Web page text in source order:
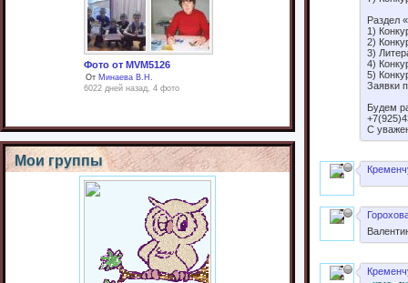
Фото от MVM5126
От Минаева В.Н.
6022 дней назад, 4 фото
Мои группы
Раздел
1)
2)
3)
4)
5)
Заявки
Будем
С